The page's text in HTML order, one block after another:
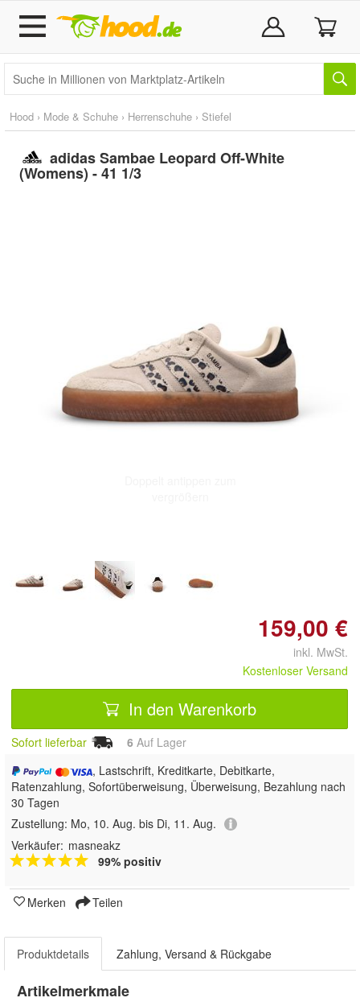
Hood › Mode & Schuhe › Herrenschuhe › Stiefel
adidas Sambae Leopard Off-White
(Womens) - 41 1/3
159,00 €
inkl. MwSt.
Kostenloser Versand
In den Warenkorb
Sofort lieferbar 6 Auf Lager
, Lastschrift, Kreditkarte, Debitkarte,
Ratenzahlung, Sofortüberweisung, Überweisung, Bezahlung nach
30 Tagen
Zustellung: Mo, 10. Aug. bis Di, 11. Aug.
Verkäufer: masneakz
99% positiv
Merken Teilen
Produktdetails Zahlung, Versand & Rückgabe
Artikelmerkmale